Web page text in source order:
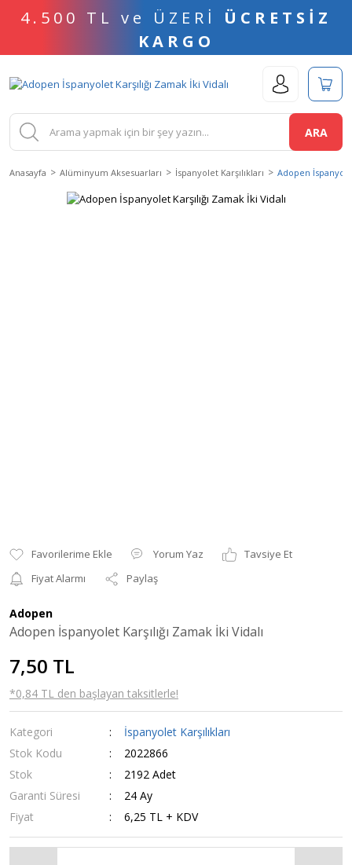
4.500 TL ve ÜZERİ ÜCRETSİZ
KARGO
ARA
Anasayfa Alüminyum Aksesuarları İspanyolet Karşılıkları Adopen
Yorum Yaz
Tavsiye Et
Fiyat Alarmı
Paylaş
Adopen
Adopen İspanyolet Karşılığı Zamak İki Vidalı
7,50 TL
*0,84 TL den başlayan taksitlerle!
Kategori
İspanyolet Karşılıkları
Stok Kodu
2022866
Stok
2192 Adet
Garanti Süresi
24 Ay
Fiyat
6,25 TL + KDV